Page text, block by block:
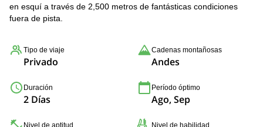
en esquí a través de 2,500 metros de fantásticas condiciones
fuera de pista.
Tipo de viaje
Privado
Cadenas montañosas
Andes
Duración
2 Días
Período óptimo
Ago, Sep
Nivel de aptitud Nivel de habilidad